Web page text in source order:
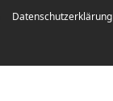
Datenschutzerklärung